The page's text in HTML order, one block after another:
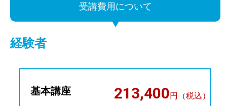
受講費用について
経験者
基本講座 213,400円（税込）